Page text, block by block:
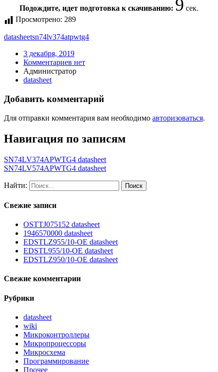
Подождите, идет подготовка к скачиванию: 9 сек.
Просмотрено: 289
datasheetsn74lv374atpwtg4
3 декабря, 2019
Комментариев нет
Администратор
datasheet
Добавить комментарий
Для отправки комментария вам необходимо авторизоваться.
Навигация по записям
SN74LV374APWTG4 datasheet
SN74LV574APWTG4 datasheet
Найти:
Свежие записи
OSTTJ075152 datasheet
1946570000 datasheet
EDSTLZ955/10-OE datasheet
EDSTL955/10-OE datasheet
EDSTLZ950/10-OE datasheet
Свежие комментарии
Рубрики
datasheet
wiki
Микроконтроллеры
Микропроцессоры
Микросхема
Программирование
Прочее